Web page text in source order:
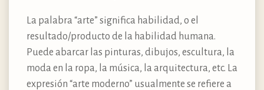
La palabra “arte” significa habilidad, o el
resultado/producto de la habilidad humana.
Puede abarcar las pinturas, dibujos, escultura, la
moda en la ropa, la música, la arquitectura, etc. La
expresión “arte moderno” usualmente se refiere a